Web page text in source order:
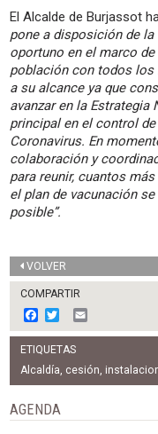
El Alcalde de Burjassot
pone a disposición de
oportuno en el marco
población con todos los
a su alcance ya que
avanzar en la
principal en el control
Coronavirus. En
colaboración y
para reunir, cuantos
el plan de vacunación
posible”.
VOLVER
COMPARTIR
F
a
c
e
b
o
o
k
w
i
t
t
e
m
l
ETIQUETAS
Alcaldía, cesión,
AGENDA